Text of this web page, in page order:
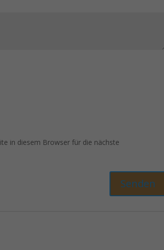
in diesem Browser für die nächste